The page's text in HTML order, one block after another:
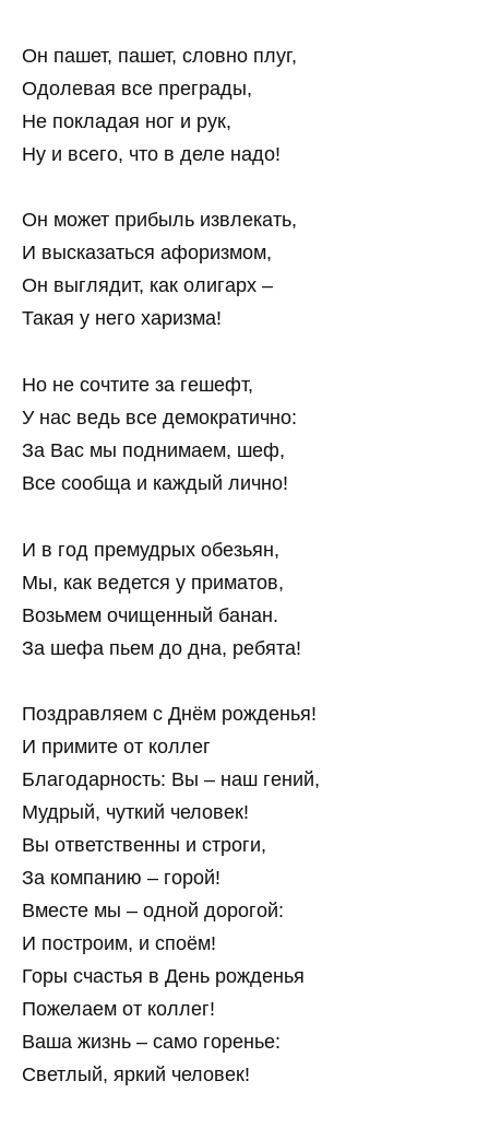
Он пашет, пашет, словно плуг,
Одолевая все преграды,
Не покладая ног и рук,
Ну и всего, что в деле надо!
Он может прибыль извлекать,
И высказаться афоризмом,
Он выглядит, как олигарх –
Такая у него харизма!
Но не сочтите за гешефт,
У нас ведь все демократично:
За Вас мы поднимаем, шеф,
Все сообща и каждый лично!
И в год премудрых обезьян,
Мы, как ведется у приматов,
Возьмем очищенный банан.
За шефа пьем до дна, ребята!
Поздравляем с Днём рожденья!
И примите от коллег
Благодарность: Вы – наш гений,
Мудрый, чуткий человек!
Вы ответственны и строги,
За компанию – горой!
Вместе мы – одной дорогой:
И построим, и споём!
Горы счастья в День рожденья
Пожелаем от коллег!
Ваша жизнь – само горенье:
Светлый, яркий человек!